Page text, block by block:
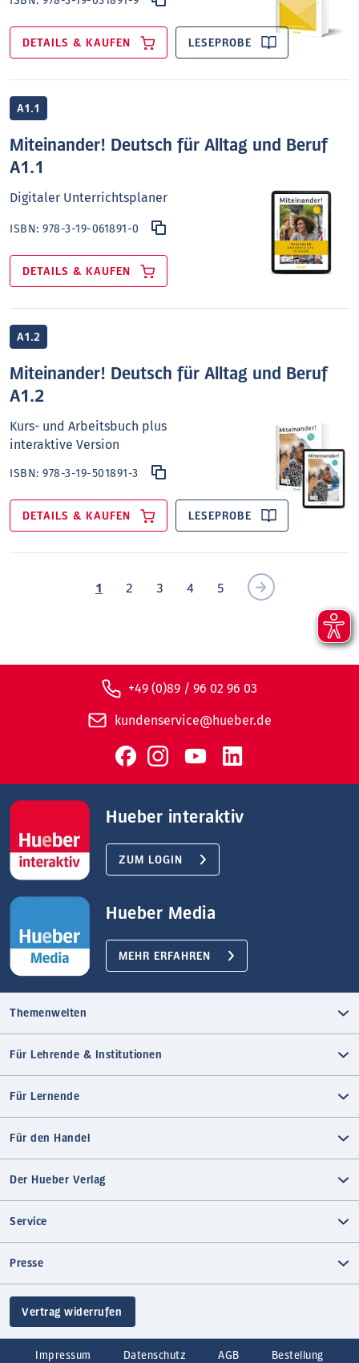
DETAILS & KAUFEN LESEPROBE
A1.1
Miteinander! Deutsch für Alltag und Beruf
A1.1
Digitaler Unterrichtsplaner
ISBN:978-3-19-061891-0
DETAILS & KAUFEN
A1.2
Miteinander! Deutsch für Alltag und Beruf
A1.2
Kurs- und Arbeitsbuch plus
interaktive Version
ISBN:978-3-19-501891-3
DETAILS & KAUFEN LESEPROBE
1 2 3 4 5
+49 (0)89 / 96 02 96 03
kundenservice@hueber.de
Hueber interaktiv
ZUM LOGIN
Hueber Media
MEHR ERFAHREN
Themenwelten
Für Lehrende & Institutionen
Für Lernende
Für den Handel
Der Hueber Verlag
Service
Presse
Vertrag widerrufen
Impressum Datenschutz AGB Bestellung